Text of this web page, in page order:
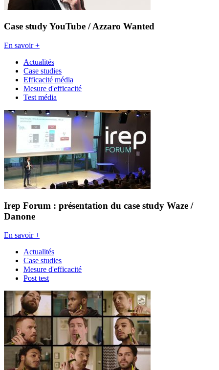
Case study YouTube / Azzaro Wanted
En savoir +
Actualités
Case studies
Efficacité média
Mesure d'efficacité
Test média
Irep Forum : présentation du case study Waze /
Danone
En savoir +
Actualités
Case studies
Mesure d'efficacité
Post test